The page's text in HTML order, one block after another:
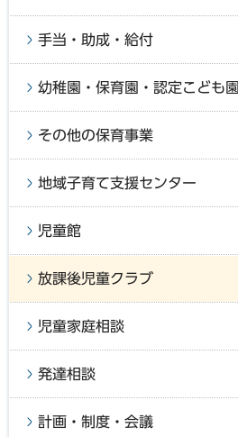
手当・助成・給付
幼稚園・保育園・認定こども園
その他の保育事業
地域子育て支援センター
児童館
放課後児童クラブ
児童家庭相談
発達相談
計画・制度・会議